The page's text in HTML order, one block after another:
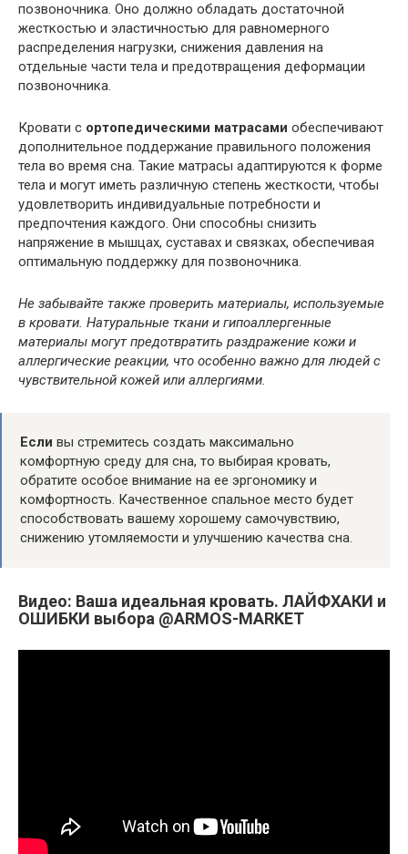
позвоночника. Оно должно обладать достаточной
жесткостью и эластичностью для равномерного
распределения нагрузки, снижения давления на
отдельные части тела и предотвращения деформации
позвоночника.
Кровати с ортопедическими матрасами обеспечивают
дополнительное поддержание правильного положения
тела во время сна. Такие матрасы адаптируются к форме
тела и могут иметь различную степень жесткости, чтобы
удовлетворить индивидуальные потребности и
предпочтения каждого. Они способны снизить
напряжение в мышцах, суставах и связках, обеспечивая
оптимальную поддержку для позвоночника.
Не забывайте также проверить материалы, используемые
в кровати. Натуральные ткани и гипоаллергенные
материалы могут предотвратить раздражение кожи и
аллергические реакции, что особенно важно для людей с
чувствительной кожей или аллергиями.
Если вы стремитесь создать максимально
комфортную среду для сна, то выбирая кровать,
обратите особое внимание на ее эргономику и
комфортность. Качественное спальное место будет
способствовать вашему хорошему самочувствию,
снижению утомляемости и улучшению качества сна.
Видео: Ваша идеальная кровать. ЛАЙФХАКИ и
ОШИБКИ выбора @ARMOS-MARKET